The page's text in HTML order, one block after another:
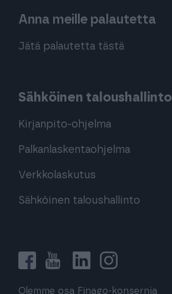
Anna meille palautetta
Jätä palautetta tästä
Sähköinen taloushallinto
Kirjanpito-ohjelma
Palkanlaskentaohjelma
Verkkolaskutus
Sähköinen taloushallinto
Olemme osa Finago-konsernia